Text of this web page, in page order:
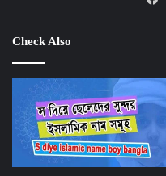
Check Also